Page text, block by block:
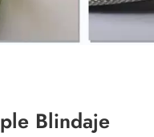
Blindaje